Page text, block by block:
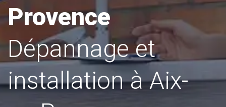
Provence
Dépannage et
installation à Aix-